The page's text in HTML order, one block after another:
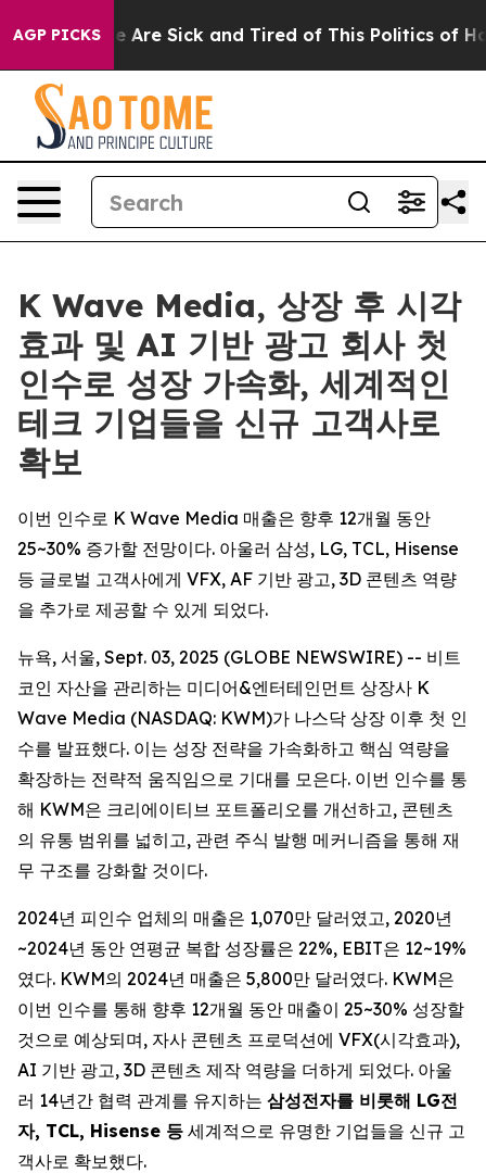
AGP PICKS
“People Are Sick and Tired of This Politics of
K Wave Media, 상장 후 시각
효과 및 AI 기반 광고 회사 첫
인수로 성장 가속화, 세계적인
테크 기업들을 신규 고객사로
확보
이번 인수로 K Wave Media 매출은 향후 12개월 동안
25~30% 증가할 전망이다. 아울러 삼성, LG, TCL, Hisense
등 글로벌 고객사에게 VFX, AF 기반 광고, 3D 콘텐츠 역량
을 추가로 제공할 수 있게 되었다.
뉴욕, 서울, Sept. 03, 2025 (GLOBE NEWSWIRE) -- 비트
코인 자산을 관리하는 미디어&엔터테인먼트 상장사 K
Wave Media (NASDAQ: KWM)가 나스닥 상장 이후 첫 인
수를 발표했다. 이는 성장 전략을 가속화하고 핵심 역량을
확장하는 전략적 움직임으로 기대를 모은다. 이번 인수를 통
해 KWM은 크리에이티브 포트폴리오를 개선하고, 콘텐츠
의 유통 범위를 넓히고, 관련 주식 발행 메커니즘을 통해 재
무 구조를 강화할 것이다.
2024년 피인수 업체의 매출은 1,070만 달러였고, 2020년
~2024년 동안 연평균 복합 성장률은 22%, EBIT은 12~19%
였다. KWM의 2024년 매출은 5,800만 달러였다. KWM은
이번 인수를 통해 향후 12개월 동안 매출이 25~30% 성장할
것으로 예상되며, 자사 콘텐츠 프로덕션에 VFX(시각효과),
AI 기반 광고, 3D 콘텐츠 제작 역량을 더하게 되었다. 아울
러 14년간 협력 관계를 유지하는 삼성전자를 비롯해 LG전
자, TCL, Hisense 등 세계적으로 유명한 기업들을 신규 고
객사로 확보했다.